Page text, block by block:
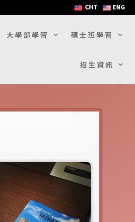
CHT ENG
大學部學習 碩士班學習
招生資訊